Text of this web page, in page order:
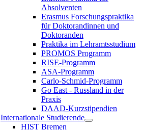
Absolventen
Erasmus Forschungspraktika
für Doktorandinnen und
Doktoranden
Praktika im Lehramtsstudium
PROMOS Programm
RISE-Programm
ASA-Programm
Carlo-Schmid-Programm
Go East - Russland in der
Praxis
DAAD-Kurzstipendien
Internationale Studierende
HIST Bremen